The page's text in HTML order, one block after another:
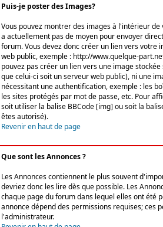
Puis-je poster des Images?
Vous pouvez montrer des images à l'intérieur de
a actuellement pas de moyen pour envoyer
forum. Vous devez donc créer un lien vers votre
web public, exemple : http://www.quelque-
pouvez pas créer un lien vers une image
que celui-ci soit un serveur web public), ni une
nécessitant une authentification, exemple : les
les sites protégés par mot de passe, etc. Pour
soit utiliser la balise BBCode [img] ou soit la
êtes autorisé).
Revenir en haut de page
Que sont les Annonces ?
Les Annonces contiennent le plus souvent
devriez donc les lire dès que possible. Les
chaque page du forum dans lequel elles ont été
annonce dépend des permissions requises; ces
l'administrateur.